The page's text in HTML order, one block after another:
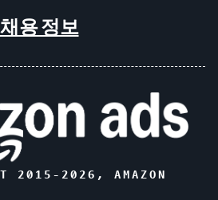
채용 정보
2015- 2026 , AMAZON